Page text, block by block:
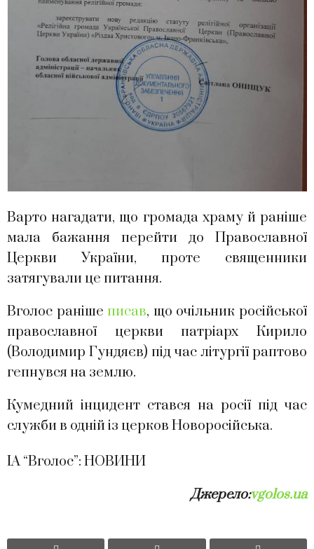
Варто нагадати, що громада храму й раніше
мала бажання перейти до Православної
Церкви України, проте священники
затягували це питання.
Вголос раніше писав, що очільник російської
православної церкви патріарх Кирило
(Володимир Гундяєв) під час літургії раптово
гепнувся на землю.
Кумедний інцидент стався на росії під час
служби в одній із церков Новоросійська.
ІА “Вголос”: НОВИНИ
Джерело:vgolos.ua